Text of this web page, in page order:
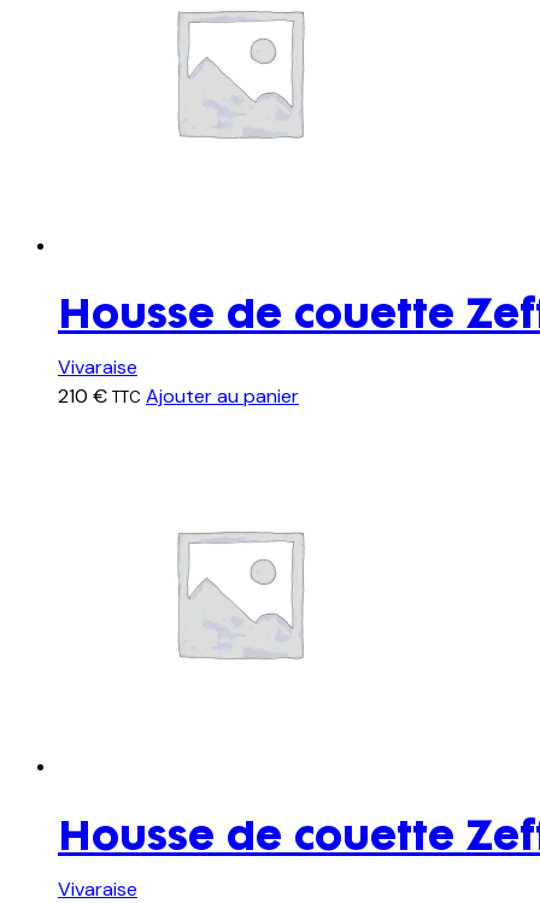
Housse de couette
Vivaraise
210 € TTC Ajouter au panier
Housse de couette
Vivaraise